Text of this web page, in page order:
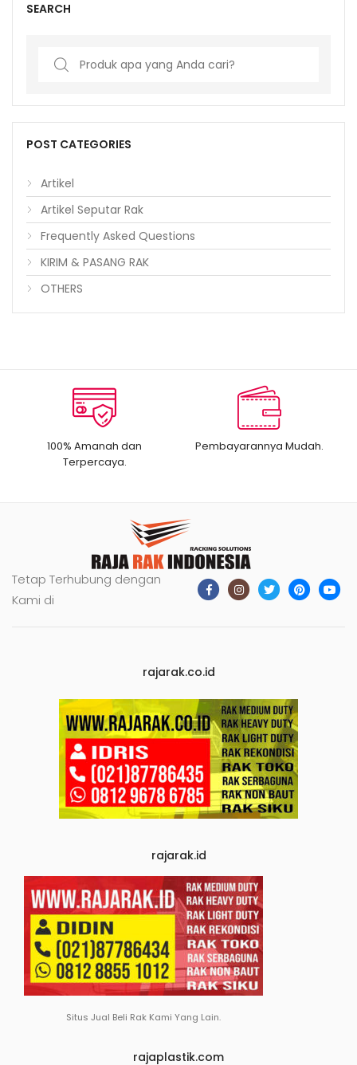
SEARCH
Search
POST CATEGORIES
Artikel
Artikel Seputar Rak
Frequently Asked Questions
KIRIM & PASANG RAK
OTHERS
100% Amanah dan
Terpercaya.
Pembayarannya Mudah.
Tetap Terhubung dengan
Kami di
rajarak.co.id
rajarak.id
Situs Jual Beli Rak Kami Yang Lain.
rajaplastik.com